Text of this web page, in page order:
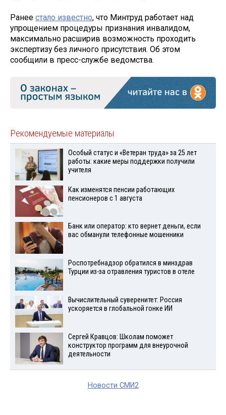
Ранее стало известно, что Минтруд работает над
упрощением процедуры признания инвалидом,
максимально расширив возможность проходить
экспертизу без личного присутствия. Об этом
сообщили в пресс-службе ведомства.
Рекомендуемые материалы
Особый статус и «Ветеран труда» за 25 лет
работы: какие меры поддержки получили
учителя
Как изменятся пенсии работающих
пенсионеров с 1 августа
Банк или оператор: кто вернет деньги, если
вас обманули телефонные мошенники
Роспотребнадзор обратился в минздрав
Турции из-за отравления туристов в отеле
Вычислительный суверенитет: Россия
ускоряется в глобальной гонке ИИ
Сергей Кравцов: Школам поможет
конструктор программ для внеурочной
деятельности
Новости СМИ2